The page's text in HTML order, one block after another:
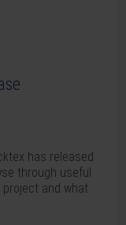
has released
through useful
and what